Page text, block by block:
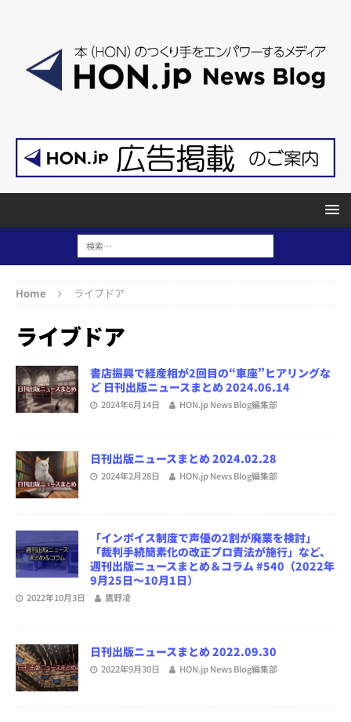
Home ライブドア
ライブドア
書店振興で経産相が2回目の“車座”ヒアリングな
ど 日刊出版ニュースまとめ 2024.06.14
2024年6月14日 HON.jp News Blog編集部
日刊出版ニュースまとめ 2024.02.28
2024年2月28日 HON.jp News Blog編集部
「インボイス制度で声優の2割が廃業を検討」
「裁判手続簡素化の改正プロ責法が施行」など、
週刊出版ニュースまとめ＆コラム #540（2022年
9月25日～10月1日）
2022年10月3日 鷹野凌
日刊出版ニュースまとめ 2022.09.30
2022年9月30日 HON.jp News Blog編集部